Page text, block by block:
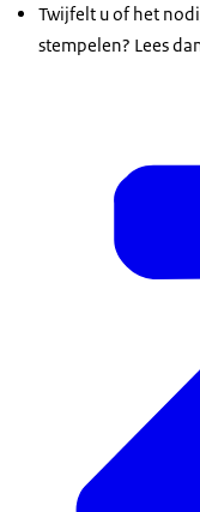
Twijfelt u of het
stempelen? Lees